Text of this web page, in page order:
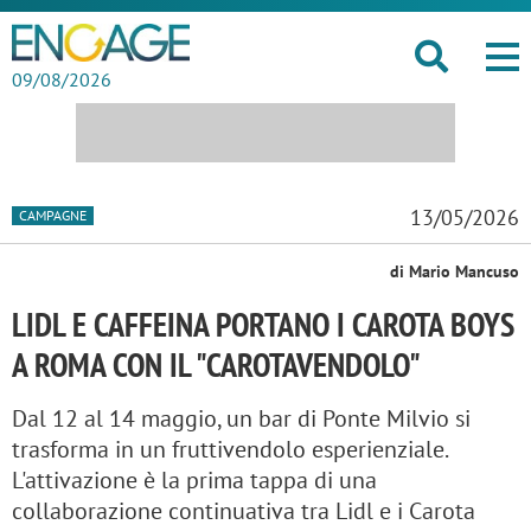
09/08/2026
CAMPAGNE 13/05/2026
di Mario Mancuso
LIDL E CAFFEINA PORTANO I CAROTA BOYS
A ROMA CON IL "CAROTAVENDOLO"
Dal 12 al 14 maggio, un bar di Ponte Milvio si
trasforma in un fruttivendolo esperienziale.
L'attivazione è la prima tappa di una
collaborazione continuativa tra Lidl e i Carota